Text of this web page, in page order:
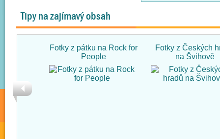
Tipy na zajímavý obsah
Fotky z pátku na Rock for
People
Fotky z Českých
na Švihově